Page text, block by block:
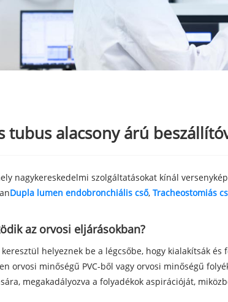
alacsony árú
nagykereskedelmi szolgáltatásokat kínál
Dupla lumen endobronchiális cső, Tracheostomiás
az orvosi eljárásokban?
helyeznek be a légcsőbe, hogy kialakítsák
orvosi minőségű PVC-ből vagy orvosi minőségű
megakadályozva a folyadékok aspirációját,